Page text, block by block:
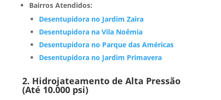
Bairros Atendidos:
Desentupidora no Jardim Zaira
Desentupidora na Vila Noêmia
Desentupidora no Parque das Américas
Desentupidora no Jardim Primavera
2. Hidrojateamento de Alta Pressão
(Até 10.000 psi)